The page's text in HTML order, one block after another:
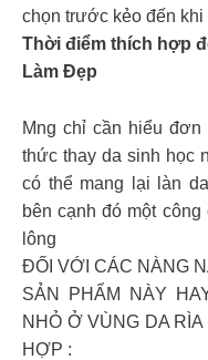
chọn trước kẻo đến khi
Thời điểm thích hợp
Làm Đẹp
Mng chỉ cần hiểu
thức thay da sinh học
có thể mang lại làn
bên cạnh đó một
lông
ĐỐI VỚI CÁC NÀNG
SẢN PHẨM NÀY
NHỎ Ở VÙNG DA
HỢP :